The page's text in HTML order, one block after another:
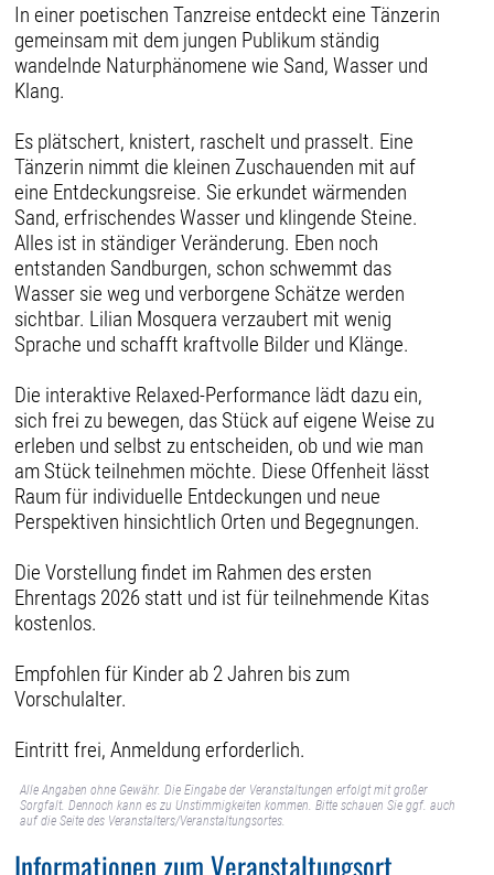
In einer poetischen Tanzreise entdeckt eine Tänzerin
gemeinsam mit dem jungen Publikum ständig
wandelnde Naturphänomene wie Sand, Wasser und
Klang.
Es plätschert, knistert, raschelt und prasselt. Eine
Tänzerin nimmt die kleinen Zuschauenden mit auf
eine Entdeckungsreise. Sie erkundet wärmenden
Sand, erfrischendes Wasser und klingende Steine.
Alles ist in ständiger Veränderung. Eben noch
entstanden Sandburgen, schon schwemmt das
Wasser sie weg und verborgene Schätze werden
sichtbar. Lilian Mosquera verzaubert mit wenig
Sprache und schafft kraftvolle Bilder und Klänge.
Die interaktive Relaxed-Performance lädt dazu ein,
sich frei zu bewegen, das Stück auf eigene Weise zu
erleben und selbst zu entscheiden, ob und wie man
am Stück teilnehmen möchte. Diese Offenheit lässt
Raum für individuelle Entdeckungen und neue
Perspektiven hinsichtlich Orten und Begegnungen.
Die Vorstellung findet im Rahmen des ersten
Ehrentags 2026 statt und ist für teilnehmende Kitas
kostenlos.
Empfohlen für Kinder ab 2 Jahren bis zum
Vorschulalter.
Eintritt frei, Anmeldung erforderlich.
Alle Angaben ohne Gewähr. Die Eingabe der Veranstaltungen erfolgt mit großer
Sorgfalt. Dennoch kann es zu Unstimmigkeiten kommen. Bitte schauen Sie ggf. auch
auf die Seite des Veranstalters/Veranstaltungsortes.
Informationen zum Veranstaltungsort